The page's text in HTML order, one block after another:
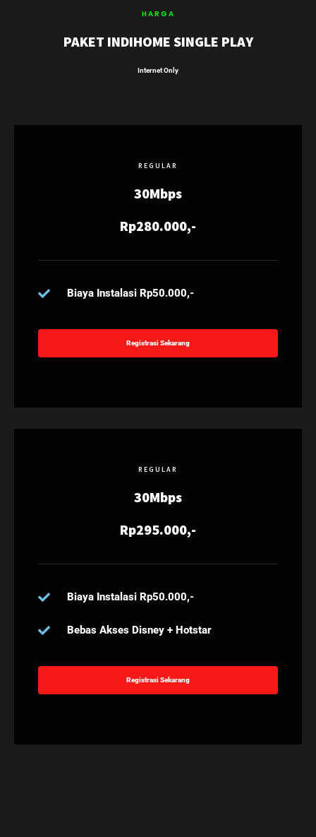
HARGA
PAKET INDIHOME SINGLE PLAY
Internet Only
REGULAR
30Mbps
Rp280.000,-
Biaya Instalasi Rp50.000,-
Registrasi Sekarang
REGULAR
30Mbps
Rp295.000,-
Biaya Instalasi Rp50.000,-
Bebas Akses Disney + Hotstar
Registrasi Sekarang